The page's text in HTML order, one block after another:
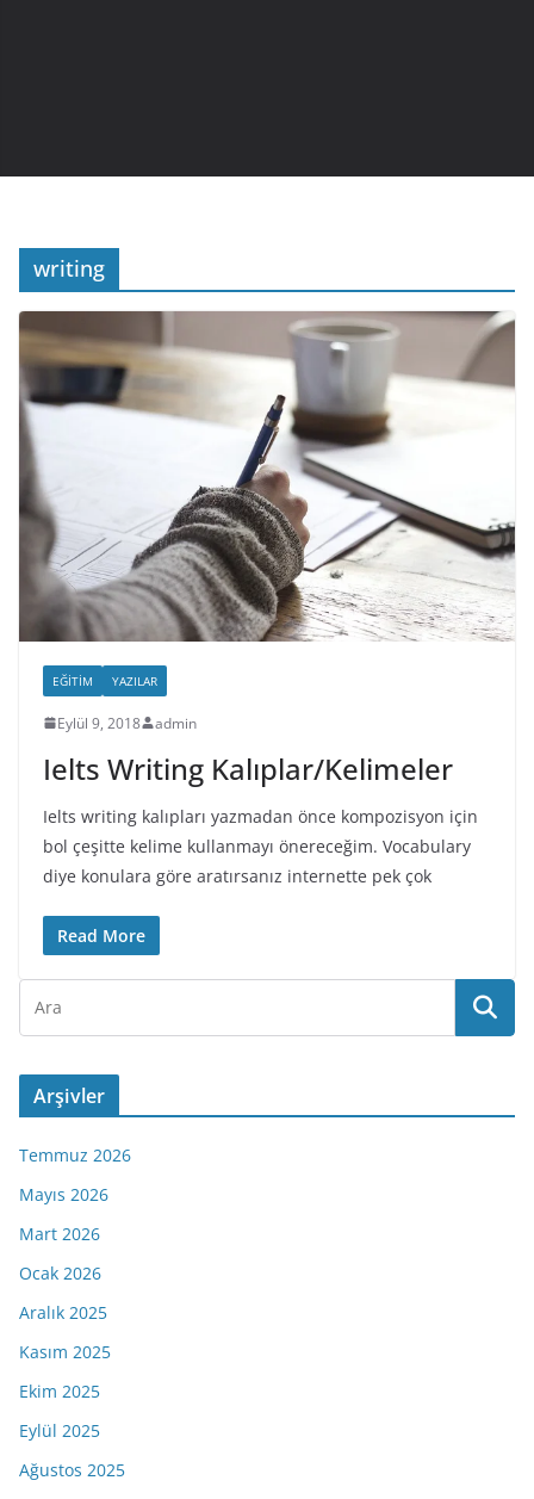
writing
EĞITIM YAZILAR
Eylül 9, 2018 admin
Ielts Writing Kalıplar/Kelimeler
Ielts writing kalıpları yazmadan önce kompozisyon için
bol çeşitte kelime kullanmayı önereceğim. Vocabulary
diye konulara göre aratırsanız internette pek çok
Read More
Arşivler
Temmuz 2026
Mayıs 2026
Mart 2026
Ocak 2026
Aralık 2025
Kasım 2025
Ekim 2025
Eylül 2025
Ağustos 2025